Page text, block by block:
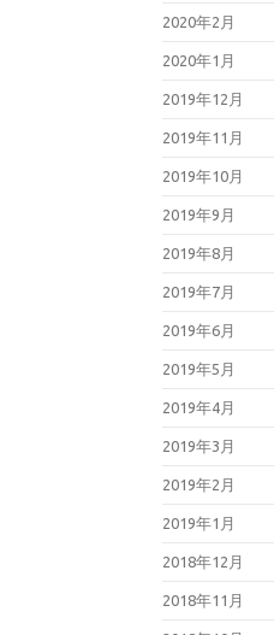
2020年2月
2020年1月
2019年12月
2019年11月
2019年10月
2019年9月
2019年8月
2019年7月
2019年6月
2019年5月
2019年4月
2019年3月
2019年2月
2019年1月
2018年12月
2018年11月